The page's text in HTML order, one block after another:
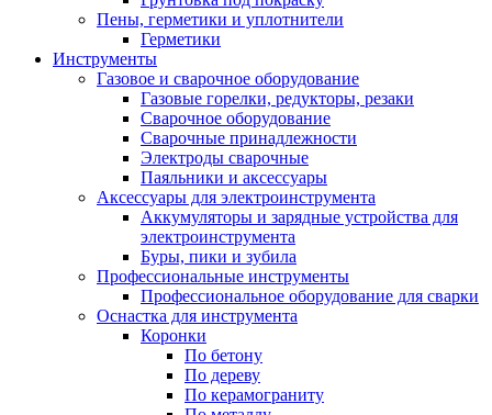
Пены, герметики и уплотнители
Герметики
Инструменты
Газовое и сварочное оборудование
Газовые горелки, редукторы, резаки
Сварочное оборудование
Сварочные принадлежности
Электроды сварочные
Паяльники и аксессуары
Аксессуары для электроинструмента
Аккумуляторы и зарядные устройства для
электроинструмента
Буры, пики и зубила
Профессиональные инструменты
Профессиональное оборудование для сварки
Оснастка для инструмента
Коронки
По бетону
По дереву
По керамограниту